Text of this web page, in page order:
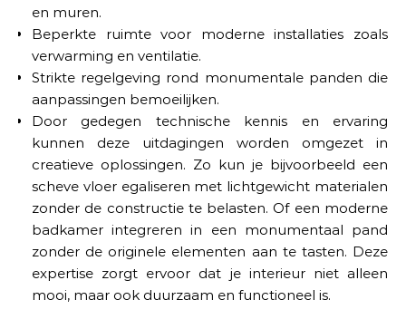
en muren.
Beperkte ruimte voor moderne installaties zoals
verwarming en ventilatie.
Strikte regelgeving rond monumentale panden die
aanpassingen bemoeilijken.
Door gedegen technische kennis en ervaring
kunnen deze uitdagingen worden omgezet in
creatieve oplossingen. Zo kun je bijvoorbeeld een
scheve vloer egaliseren met lichtgewicht materialen
zonder de constructie te belasten. Of een moderne
badkamer integreren in een monumentaal pand
zonder de originele elementen aan te tasten. Deze
expertise zorgt ervoor dat je interieur niet alleen
mooi, maar ook duurzaam en functioneel is.